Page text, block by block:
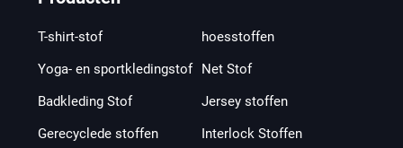
T-shirt-stof
Yoga- en sportkledingstof
Badkleding Stof
Gerecyclede stoffen
hoesstoffen
Net Stof
Jersey stoffen
Interlock Stoffen